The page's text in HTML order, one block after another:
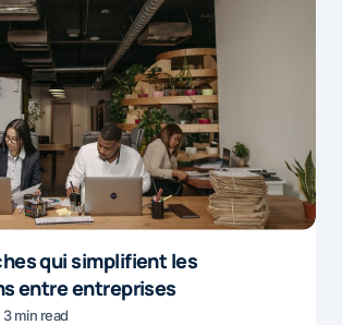
qui simplifient les
entre entreprises
3 min read